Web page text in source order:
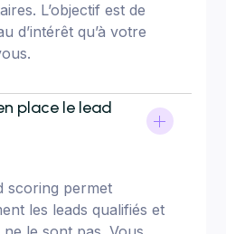
L’objectif est de
d’intérêt qu’à votre
place le lead
scoring permet
les leads qualifiés et